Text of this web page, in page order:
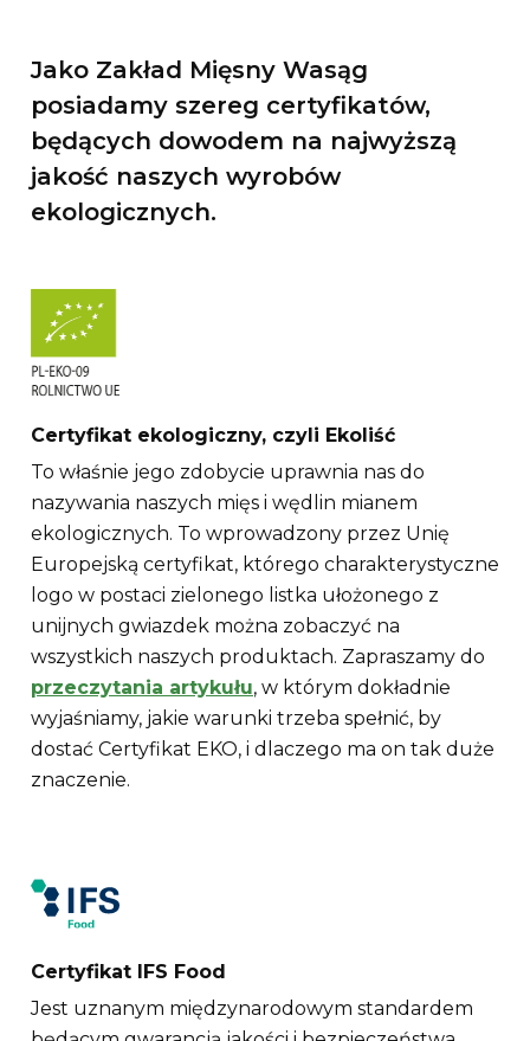
Jako Zakład Mięsny Wasąg
posiadamy szereg certyfikatów,
będących dowodem na najwyższą
jakość naszych wyrobów
ekologicznych.
Certyfikat ekologiczny, czyli Ekoliść
To właśnie jego zdobycie uprawnia nas do
nazywania naszych mięs i wędlin mianem
ekologicznych. To wprowadzony przez Unię
Europejską certyfikat, którego charakterystyczne
logo w postaci zielonego listka ułożonego z
unijnych gwiazdek można zobaczyć na
wszystkich naszych produktach. Zapraszamy do
przeczytania artykułu, w którym dokładnie
wyjaśniamy, jakie warunki trzeba spełnić, by
dostać Certyfikat EKO, i dlaczego ma on tak duże
znaczenie.
Certyfikat IFS Food
Jest uznanym międzynarodowym standardem